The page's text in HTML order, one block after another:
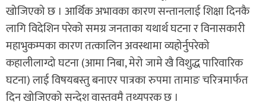
खोजिएको छ । आर्थिक अभावका कारण सन्तानलाई शिक्षा दिनकै
लागि विदेशिन परेको समग्र जनताका यथार्थ घटना र विनासकारी
महाभुकम्पका कारण तत्कालिन अवस्थामा व्यहोर्नुपरेको
कहालीलाग्दो घटना (आमा निबा, मेरो जामे खै विशुद्ध पारिवारिक
घटना) लाई विषयबस्तु बनाएर पात्रका रुपमा तामाङ चरित्रमार्फत
दिन खोजिएको सन्देश वास्तवमै तथ्यपरक छ ।